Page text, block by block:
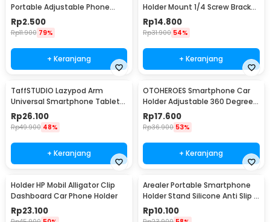
Portable Adjustable Phone
Holder - S089
Rp2.500
Rp11.900 79%
+ Keranjang
Holder Mount 1/4 Screw Bracket
Tripod - VTM4
Rp14.800
Rp31.900 54%
+ Keranjang
TaffSTUDIO Lazypod Arm
Universal Smartphone Tablet
Holder Klip Clamp - A-138
Rp26.100
Rp49.900 48%
+ Keranjang
OTOHEROES Smartphone Car
Holder Adjustable 360 Degree
with Suction Cup - T003
Rp17.600
Rp36.900 53%
+ Keranjang
Holder HP Mobil Alligator Clip
Dashboard Car Phone Holder
Rp23.100
Arealer Portable Smartphone
Holder Stand Silicone Anti Slip -
PA456
Rp10.100